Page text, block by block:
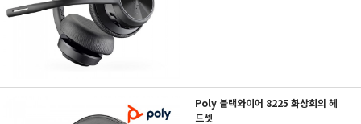
Poly 블랙와이어 8225 화상회의 헤
드셋